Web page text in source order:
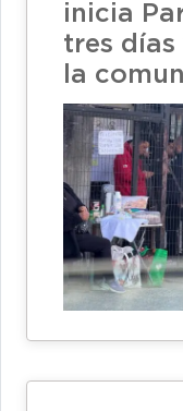
inicia
tres días
la